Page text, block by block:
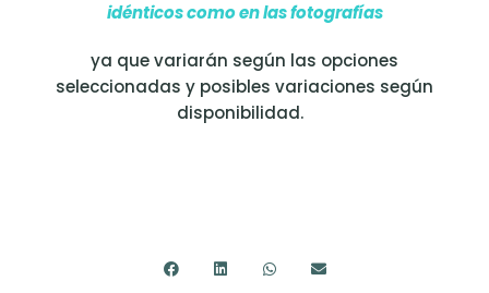
idénticos como en las fotografías
ya que variarán según las opciones
seleccionadas y posibles variaciones según
disponibilidad.